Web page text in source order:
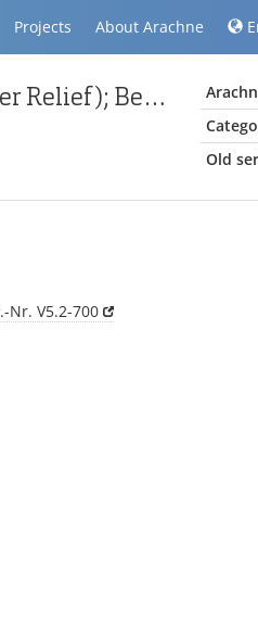
Projects About Arachne
Fragment vom Pergamonaltar (Rundplastik oder Relief); Berlin:Relief / Statue (?), Gewandstück
Old
Nr. V5.2-700